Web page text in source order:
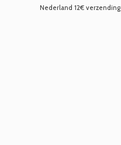
Nederland 12€ verzending